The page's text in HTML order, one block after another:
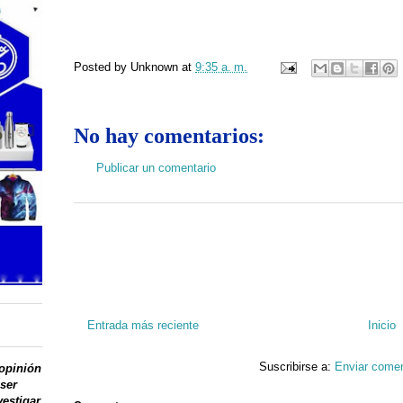
Posted by Unknown at 9:35 a. m.
No hay comentarios:
Publicar un comentario
Entrada más reciente Inicio
Suscribirse a: Enviar